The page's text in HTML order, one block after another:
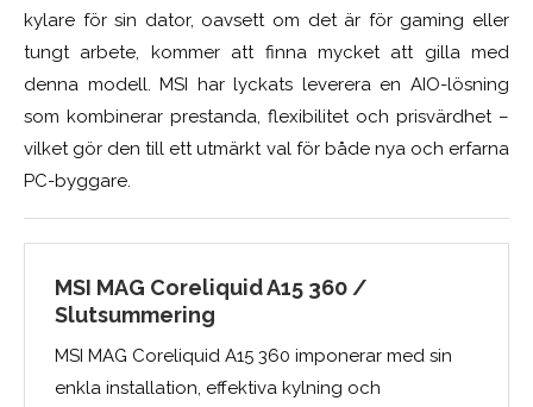
kylare för sin dator, oavsett om det är för gaming eller
tungt arbete, kommer att finna mycket att gilla med
denna modell. MSI har lyckats leverera en AIO-lösning
som kombinerar prestanda, flexibilitet och prisvärdhet –
vilket gör den till ett utmärkt val för både nya och erfarna
PC-byggare.
MSI MAG Coreliquid A15 360 /
Slutsummering
MSI MAG Coreliquid A15 360 imponerar med sin
enkla installation, effektiva kylning och